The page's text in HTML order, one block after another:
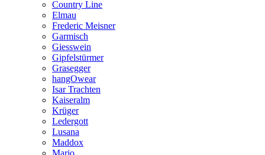
Country Line
Elmau
Frederic Meisner
Garmisch
Giesswein
Gipfelstürmer
Grasegger
hangOwear
Isar Trachten
Kaiseralm
Krüger
Ledergott
Lusana
Maddox
Marjo